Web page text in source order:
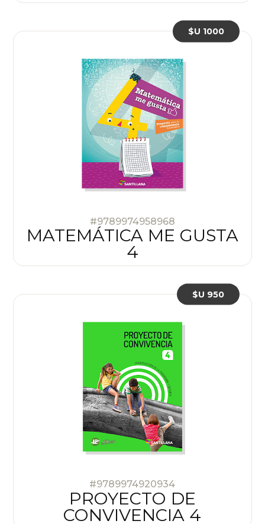
#9789974958968
MATEMÁTICA ME GUSTA
4
$U 1000
#9789974920934
PROYECTO DE
CONVIVENCIA 4
$U 950